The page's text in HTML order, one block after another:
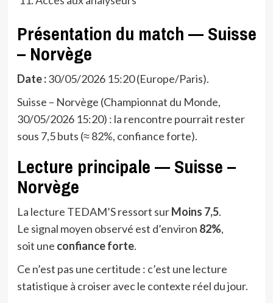
Présentation du match — Suisse
– Norvège
Date :30/05/2026 15:20 (Europe/Paris).
Suisse – Norvège (Championnat du Monde,
30/05/2026 15:20) : la rencontre pourrait rester
sous 7,5 buts (≈ 82%, confiance forte).
Lecture principale — Suisse –
Norvège
La lecture TEDAM’S ressort surMoins 7,5.
Le signal moyen observé est d’environ 82%,
soit une confiance forte.
Ce n’est pas une certitude : c’est une lecture
statistique à croiser avec le contexte réel du jour.